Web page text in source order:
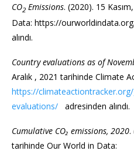
CO2 Emissions. (2020). 15
Data: https://
alındı.
Country evaluations as of
Aralık , 2021 tarihinde Climate
https://
evaluations/ adresinden alındı.
Cumulative CO₂ emissions, 2020.
tarihinde Our World in Data: